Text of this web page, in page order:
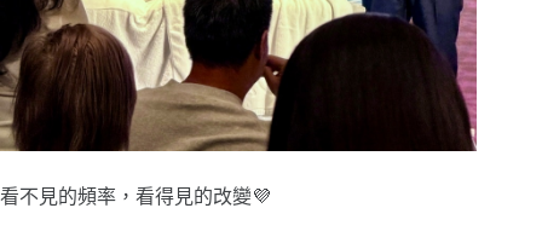
看不見的頻率，看得見的改變💜